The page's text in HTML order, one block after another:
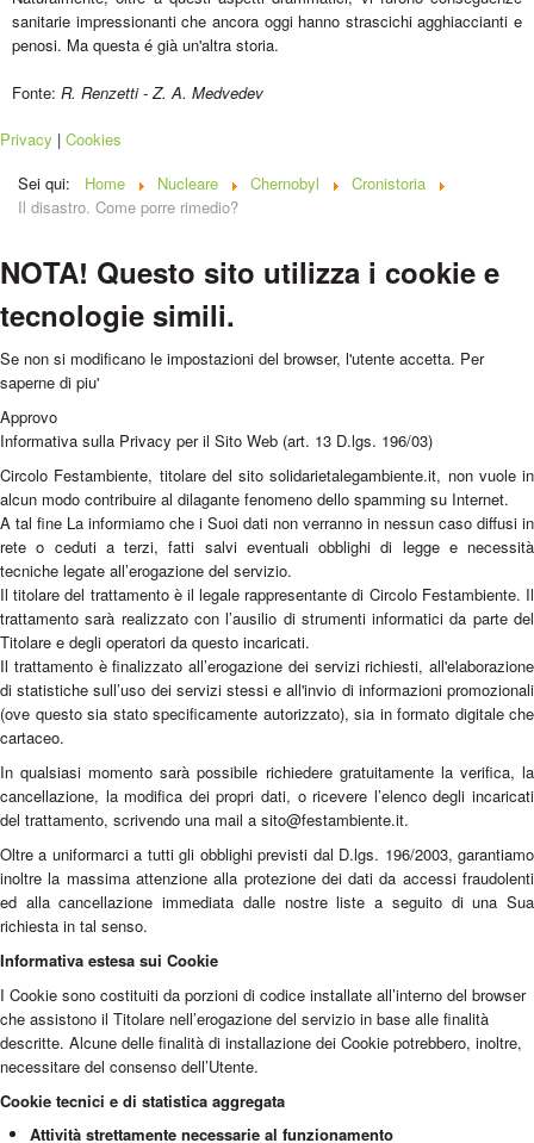
sanitarie impressionanti che ancora oggi hanno strascichi agghiaccianti e
penosi. Ma questa é già un'altra storia.
Fonte: R. Renzetti - Z. A. Medvedev
Privacy | Cookies
Sei qui:
Home Nucleare Chernobyl
Cronistoria
Il disastro. Come porre rimedio?
NOTA! Questo sito utilizza i cookie e
tecnologie simili.
Se non si modificano le impostazioni del browser, l'utente accetta. Per
saperne di piu'
Approvo
Informativa sulla Privacy per il Sito Web (art. 13 D.lgs. 196/03)
Circolo Festambiente, titolare del sito solidarietalegambiente.it, non vuole in
alcun modo contribuire al dilagante fenomeno dello spamming su Internet.
A tal fine La informiamo che i Suoi dati non verranno in nessun caso diffusi in
rete o ceduti a terzi, fatti salvi eventuali obblighi di legge e necessità
tecniche legate all’erogazione del servizio.
Il titolare del trattamento è il legale rappresentante di Circolo Festambiente. Il
trattamento sarà realizzato con l’ausilio di strumenti informatici da parte del
Titolare e degli operatori da questo incaricati.
Il trattamento è finalizzato all’erogazione dei servizi richiesti, all'elaborazione
di statistiche sull’uso dei servizi stessi e all'invio di informazioni promozionali
(ove questo sia stato specificamente autorizzato), sia in formato digitale che
cartaceo.
In qualsiasi momento sarà possibile richiedere gratuitamente la verifica, la
cancellazione, la modifica dei propri dati, o ricevere l’elenco degli incaricati
del trattamento, scrivendo una mail a sito@festambiente.it.
Oltre a uniformarci a tutti gli obblighi previsti dal D.lgs. 196/2003, garantiamo
inoltre la massima attenzione alla protezione dei dati da accessi fraudolenti
ed alla cancellazione immediata dalle nostre liste a seguito di una Sua
richiesta in tal senso.
Informativa estesa sui Cookie
I Cookie sono costituiti da porzioni di codice installate all’interno del browser
che assistono il Titolare nell’erogazione del servizio in base alle finalità
descritte. Alcune delle finalità di installazione dei Cookie potrebbero, inoltre,
necessitare del consenso dell’Utente.
Cookie tecnici e di statistica aggregata
Attività strettamente necessarie al funzionamento